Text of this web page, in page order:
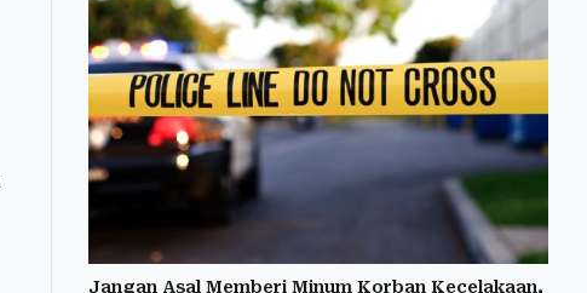
Jangan Asal Memberi Minum Korban Kecelakaan,